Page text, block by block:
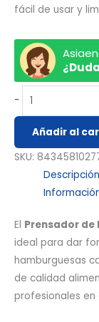
fácil de usar y
-
Añadir al
SKU:
Descripción
El Prensador de
ideal para dar
hamburguesas
de calidad
profesionales en